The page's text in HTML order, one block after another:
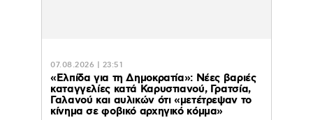
07.08.2026 | 23:51
«Ελπίδα για τη Δημοκρατία»: Νέες βαριές
καταγγελίες κατά Καρυστιανού, Γρατσία,
Γαλανού και αυλικών ότι «μετέτρεψαν το
κίνημα σε φοβικό αρχηγικό κόμμα»